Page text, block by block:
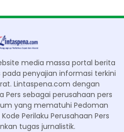
media massa portal berita
penyajian informasi terkini
Lintaspena.com dengan
Pers sebagai perusahaan pers
yang mematuhi Pedoman
Perilaku Perusahaan Pers
tugas jurnalistik.